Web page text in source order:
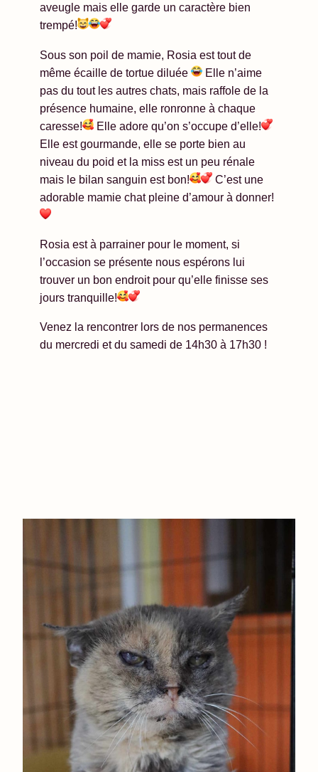
aveugle mais elle garde un caractère bien
trempé!
Sous son poil de mamie, Rosia est tout de
même écaille de tortue diluée
Elle n’aime
pas du tout les autres chats, mais raffole de la
présence humaine, elle ronronne à chaque
caresse!
Elle adore qu’on s’occupe d’elle!
Elle est gourmande, elle se porte bien au
niveau du poid et la miss est un peu rénale
mais le bilan sanguin est bon!
C’est une
adorable mamie chat pleine d’amour à donner!
Rosia est à parrainer pour le moment, si
l’occasion se présente nous espérons lui
trouver un bon endroit pour qu’elle finisse ses
jours tranquille!
Venez la rencontrer lors de nos permanences
du mercredi et du samedi de 14h30 à 17h30 !